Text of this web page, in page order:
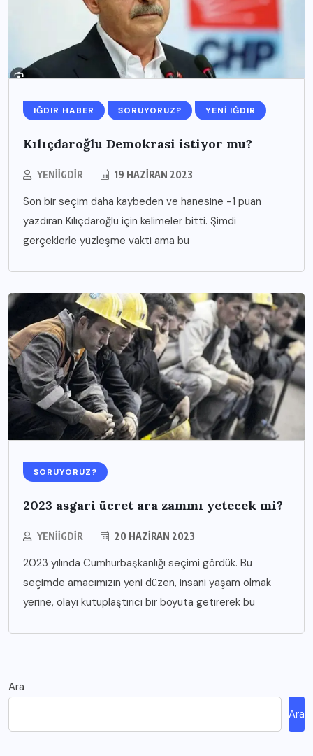
IĞDIR HABER SORUYORUZ? YENI IĞDIR
Kılıçdaroğlu Demokrasi istiyor mu?
YENIIGDIR 19 HAZIRAN 2023
Son bir seçim daha kaybeden ve hanesine -1 puan
yazdıran Kılıçdaroğlu için kelimeler bitti. Şimdi
gerçeklerle yüzleşme vakti ama bu
SORUYORUZ?
2023 asgari ücret ara zammı yetecek mi?
YENIIGDIR 20 HAZIRAN 2023
2023 yılında Cumhurbaşkanlığı seçimi gördük. Bu
seçimde amacımızın yeni düzen, insani yaşam olmak
yerine, olayı kutuplaştırıcı bir boyuta getirerek bu
Ara
Ara